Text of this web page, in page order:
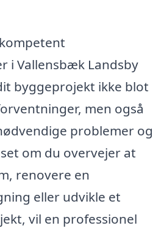
i Vallensbæk Landsby
byggeprojekt ikke blot
men også
problemer og
om du overvejer at
renovere en
eller udvikle et
vil en professionel